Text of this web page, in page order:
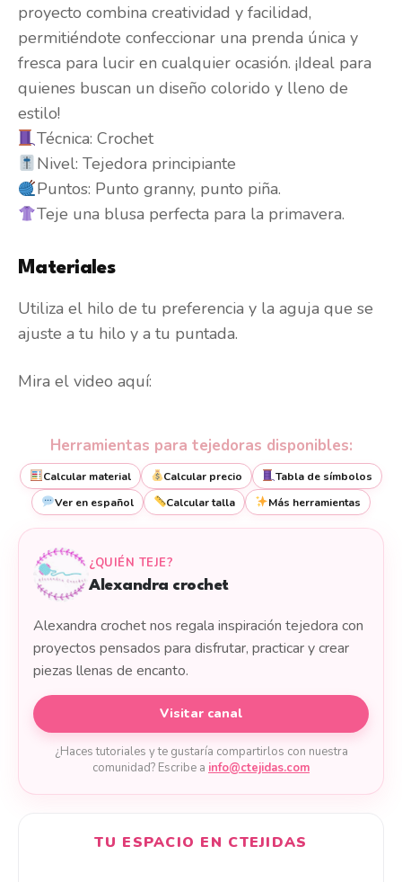
proyecto combina creatividad y facilidad,
permitiéndote confeccionar una prenda única y
fresca para lucir en cualquier ocasión. ¡Ideal para
quienes buscan un diseño colorido y lleno de
estilo!
Técnica: Crochet
Nivel: Tejedora principiante
Puntos: Punto granny, punto piña.
Teje una blusa perfecta para la primavera.
Materiales
Utiliza el hilo de tu preferencia y la aguja que se
ajuste a tu hilo y a tu puntada.
Mira el video aquí:
Herramientas para tejedoras disponibles:
Calcular material Calcular precio
Tabla de símbolos
Ver en español
Calcular talla Más herramientas
¿QUIÉN TEJE?
Alexandra crochet
Alexandra crochet nos regala inspiración tejedora con
proyectos pensados para disfrutar, practicar y crear
piezas llenas de encanto.
Visitar canal
¿Haces tutoriales y te gustaría compartirlos con nuestra
comunidad? Escribe a info@ctejidas.com
TU ESPACIO EN CTEJIDAS